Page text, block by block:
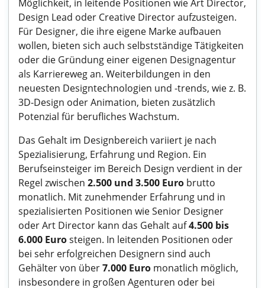
Möglichkeit, in leitende Positionen wie Art Director,
Design Lead oder Creative Director aufzusteigen.
Für Designer, die ihre eigene Marke aufbauen
wollen, bieten sich auch selbstständige Tätigkeiten
oder die Gründung einer eigenen Designagentur
als Karriereweg an. Weiterbildungen in den
neuesten Designtechnologien und -trends, wie z. B.
3D-Design oder Animation, bieten zusätzlich
Potenzial für berufliches Wachstum.
Das Gehalt im Designbereich variiert je nach
Spezialisierung, Erfahrung und Region. Ein
Berufseinsteiger im Bereich Design verdient in der
Regel zwischen 2.500 und 3.500 Euro brutto
monatlich. Mit zunehmender Erfahrung und in
spezialisierten Positionen wie Senior Designer
oder Art Director kann das Gehalt auf4.500 bis
6.000 Eurosteigen. In leitenden Positionen oder
bei sehr erfolgreichen Designern sind auch
Gehälter von über7.000 Euro monatlich möglich,
insbesondere in großen Agenturen oder bei